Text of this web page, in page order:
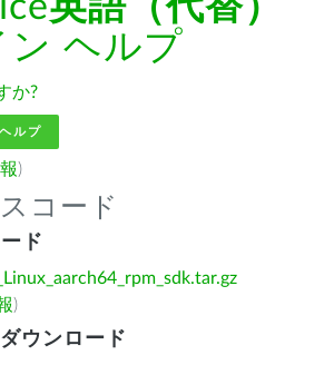
英語（代替）
ン ヘルプ
か?
ルプ
)
コード
ド
)
ウンロード